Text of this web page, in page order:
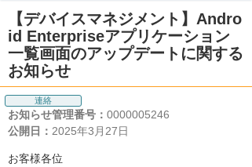
【デバイスマネジメント】Andro
id Enterpriseアプリケーション
一覧画面のアップデートに関する
お知らせ
連絡
お知らせ管理番号： 0000005246
公開日： 2025年3月27日
お客様各位